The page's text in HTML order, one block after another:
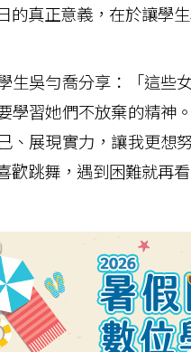
的真正意義，在於讓學
生吳勻喬分享：「這些
學習她們不放棄的精神
、展現實力，讓我更想
歡跳舞，遇到困難就再